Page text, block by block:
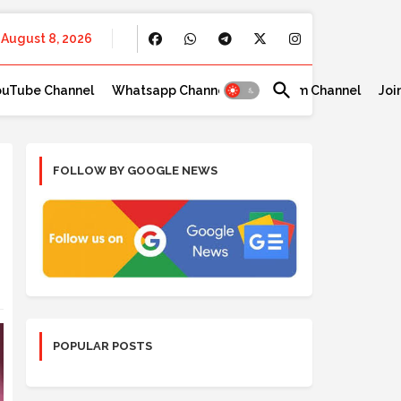
August 8, 2026
Channel Whatsapp Channel Telegram Channel
FOLLOW BY GOOGLE NEWS
POPULAR POSTS